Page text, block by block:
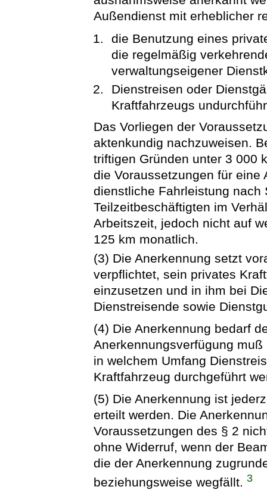
Außendienst mit erheblicher
die Benutzung eines
die regelmäßig
verwaltungseigener
Dienstreisen oder
Kraftfahrzeugs
Das Vorliegen der
aktenkundig nachzuweisen.
triftigen Gründen unter 3 000
die Voraussetzungen für eine
dienstliche Fahrleistung nach
Teilzeitbeschäftigten im
Arbeitszeit, jedoch nicht auf
125 km monatlich.
(3) Die Anerkennung setzt
verpflichtet, sein privates
einzusetzen und in ihm bei
Dienstreisende sowie
(4) Die Anerkennung bedarf
Anerkennungsverfügung
in welchem Umfang
Kraftfahrzeug durchgeführt
(5) Die Anerkennung ist
erteilt werden. Die
Voraussetzungen des § 2
ohne Widerruf, wenn der
die der Anerkennung
beziehungsweise wegfällt.3